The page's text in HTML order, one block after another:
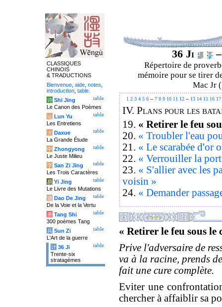
36 Ji
Répertoire de
mémoire pour se tirer
Mac Jr
1 2 3 4 5 6-- 7 8 9 10 11 12-- 13 14 15 16 17
IV. Plans pour les
19. « Retirer le feu
20. « Troubler l'eau
21. « Le scarabée d'or
22. « Verrouiller la
23. « S'allier avec les
voisin »
24. « Demander
« Retirer le feu sous le
Prive l'adversaire de
va à la racine, prends
fait une cure complète.
Eviter une
chercher à affaiblir sa
CLASSIQUES
CHINOIS
& TRADUCTIONS
Bienvenue aide notes
introduction table
table
诗 Shi Jing
Le Canon des Poèmes
table
论 Lun Yu
Les Entretiens
table
大 Daxue
La Grande Étude
table
中 Zhongyong
Le Juste Milieu
table
字 San Zi Jing
Les Trois Caractères
table
易 Yi Jing
Le Livre des Mutations
table
道 Dao De Jing
De la Voie et la Vertu
table
唐 Tang Shi
300 poèmes Tang
table
兵 Sun Zi
L'Art de la guerre
table
计 36 Ji
Trente-six
stratagèmes